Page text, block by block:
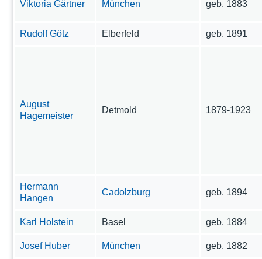
Viktoria Gärtner München geb. 1883
Rudolf Götz Elberfeld geb. 1891
August
Hagemeister
Detmold 1879-1923
Hermann
Hangen
Cadolzburg geb. 1894
Karl Holstein Basel geb. 1884
Josef Huber München geb. 1882